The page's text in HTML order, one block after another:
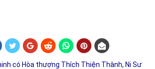
có Hòa thượng Thích Thiện Thành, Ni Sư